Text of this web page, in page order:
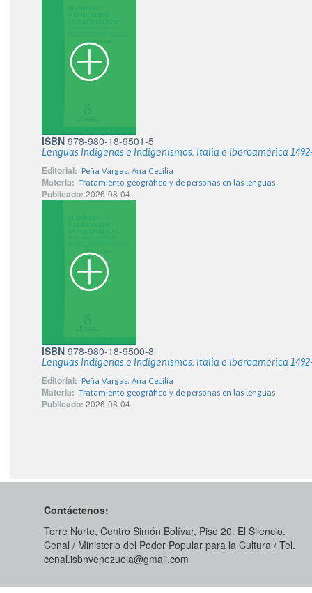
ISBN 978-980-18-9501-5
Lenguas Indígenas e Indigenismos. Italia e Iberoamérica 1492-
Editorial: Peña Vargas, Ana Cecilia
Materia: Tratamiento geográfico y de personas en las lenguas
Publicado: 2026-08-04
ISBN 978-980-18-9500-8
Lenguas Indígenas e Indigenismos. Italia e Iberoamérica 1492-
Editorial: Peña Vargas, Ana Cecilia
Materia: Tratamiento geográfico y de personas en las lenguas
Publicado: 2026-08-04
Contáctenos:
Torre Norte, Centro Simón Bolívar, Piso 20. El Silencio.
Cenal / Ministerio del Poder Popular para la Cultura / Tel.
cenal.isbnvenezuela@gmail.com